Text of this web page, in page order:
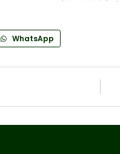
WhatsApp